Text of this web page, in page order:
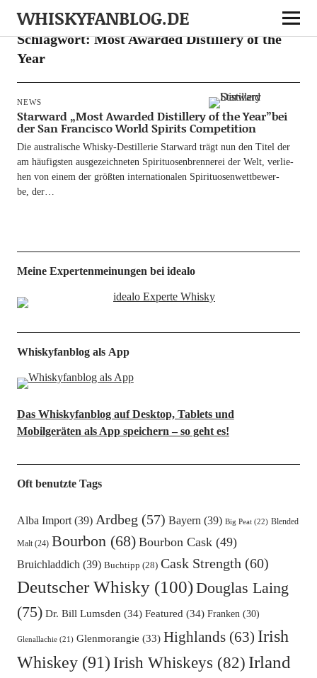
WHISKYFANBLOG.DE
Schlagwort:Most Awarded Distillery of the
Year
NEWS
Starward „Most Awarded Distillery of the Year”bei
der San Francisco World Spirits Competition
Die aus­tra­li­sche Whis­ky-Destil­­le­rie Star­ward trägt nun den Titel der
am häu­figs­ten aus­ge­zeich­ne­ten Spi­ri­tuo­sen­bren­ne­rei der Welt, ver­lie­
hen von einem der größ­ten inter­na­tio­na­len Spi­ri­tuo­sen­wett­be­wer­
be, der…
Meine Expertenmeinungen bei idealo
Whiskyfanblog als App
Das Whiskyfanblog auf Desktop, Tablets und
Mobilgeräten als App speichern – so geht es!
Oft benutzte Tags
Alba Import(39) Ardbeg (57) Bayern(39) Big Peat(22) Blended
Malt(24) Bourbon(68) Bourbon Cask(49)
Bruichladdich(39) Buchtipp (28) Cask Strength (60)
Deutscher Whisky(100)Douglas Laing
(75) Dr. Bill Lumsden (34) Featured (34) Franken(30)
Glenallachie(21) Glenmorangie (33) Highlands(63) Irish
Whiskey(91) Irish Whiskeys (82) Irland